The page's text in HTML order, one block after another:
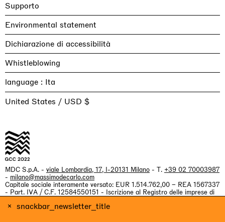
snackbar_newsletter_title
Supporto
Environmental statement
Dichiarazione di accessibilità
Whistleblowing
language :
United States / USD $
MDC S.p.A. - viale Lombardia, 17, I-20131 Milano - T. +39 02 70003987
- milano@massimodecarlo.com
Capitale sociale interamente versato: EUR 1.514.762,00 – REA 1567337
- Part. IVA / C.F. 12584550151 - Iscrizione al Registro delle imprese di